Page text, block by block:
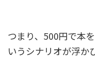
つまり、500円で本
いうシナリオが浮か